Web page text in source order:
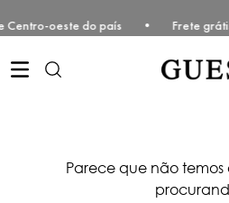
e Centro-oeste do país • Frete
Parece que não